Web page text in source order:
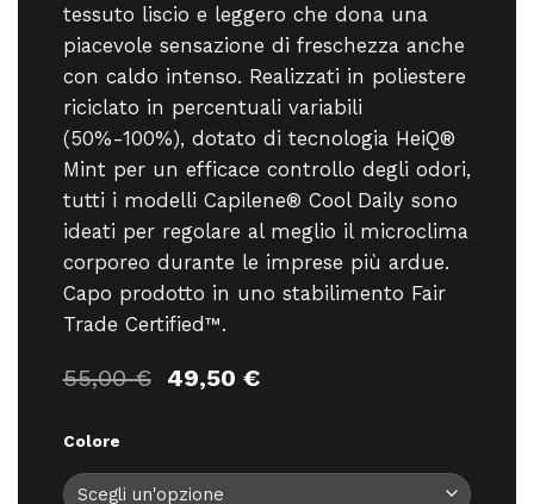
tessuto liscio e leggero che dona una
piacevole sensazione di freschezza anche
con caldo intenso. Realizzati in poliestere
riciclato in percentuali variabili
(50%-100%), dotato di tecnologia HeiQ®
Mint per un efficace controllo degli odori,
tutti i modelli Capilene® Cool Daily sono
ideati per regolare al meglio il microclima
corporeo durante le imprese più ardue.
Capo prodotto in uno stabilimento Fair
Trade Certified™.
55,00€ Il
55,00 €.
49,50 €Il
49,50 €.
Colore